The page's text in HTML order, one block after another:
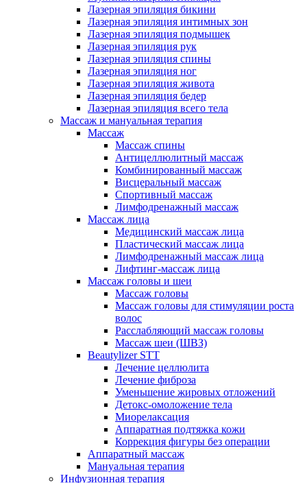
Лазерная эпиляция бикини
Лазерная эпиляция интимных зон
Лазерная эпиляция подмышек
Лазерная эпиляция рук
Лазерная эпиляция спины
Лазерная эпиляция ног
Лазерная эпиляция живота
Лазерная эпиляция бедер
Лазерная эпиляция всего тела
Массаж и мануальная терапия
Массаж
Массаж спины
Антицеллюлитный массаж
Комбинированный массаж
Висцеральный массаж
Спортивный массаж
Лимфодренажный массаж
Массаж лица
Медицинский массаж лица
Пластический массаж лица
Лимфодренажный массаж лица
Лифтинг-массаж лица
Массаж головы и шеи
Массаж головы
Массаж головы для стимуляции роста
волос
Расслабляющий массаж головы
Массаж шеи (ШВЗ)
Beautylizer STT
Лечение целлюлита
Лечение фиброза
Уменьшение жировых отложений
Детокс-омоложение тела
Миорелаксация
Аппаратная подтяжка кожи
Коррекция фигуры без операции
Аппаратный массаж
Мануальная терапия
Инфузионная терапия